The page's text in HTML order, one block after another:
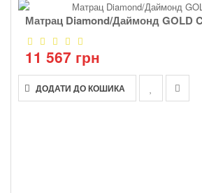
Матрац Diamond/Даймонд GOLD
11 567 грн
ДОДАТИ ДО КОШИКА